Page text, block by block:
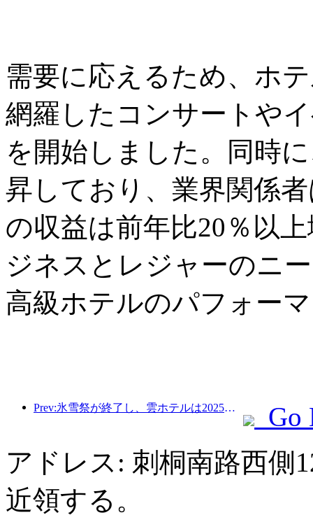
需要に応えるため、ホ
網羅したコンサートや
を開始しました。同時
昇しており、業界関係
の収益は前年比20％以
ジネスとレジャーのニ
高級ホテルのパフォー
Prev:氷雪祭が終了し、雲ホテルは2025年の最初の「富」の波を持ち帰った
Go
アドレス: 刺桐南路西側
近領する。